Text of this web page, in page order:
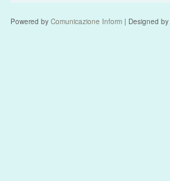
Powered by Comunicazione Inform | Designed by